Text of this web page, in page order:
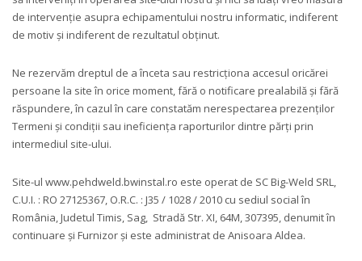
de intervenție asupra echipamentului nostru informatic, indiferent
de motiv și indiferent de rezultatul obținut.
Ne rezervăm dreptul de a înceta sau restricționa accesul oricărei
persoane la site în orice moment, fără o notificare prealabilă și fără
răspundere, în cazul în care constatăm nerespectarea prezenților
Termeni și condiții sau ineficiența raporturilor dintre părți prin
intermediul site-ului.
Site-ul www.pehdweld.bwinstal.ro este operat de SC Big-Weld SRL,
C.U.I. : RO 27125367, O.R.C. : J35 / 1028 / 2010 cu sediul social în
România, Judetul Timis, Sag, Stradă Str. XI, 64M, 307395, denumit în
continuare și Furnizor și este administrat de Anisoara Aldea.